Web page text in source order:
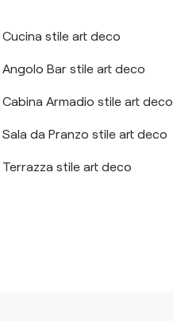
Cucina stile art deco
Angolo Bar stile art deco
Cabina Armadio stile art deco
Sala da Pranzo stile art deco
Terrazza stile art deco